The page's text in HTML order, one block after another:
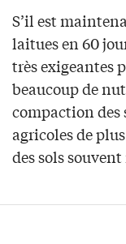
S’il est
laitues en 60
très exigeantes
beaucoup de
compaction des
agricoles de
des sols